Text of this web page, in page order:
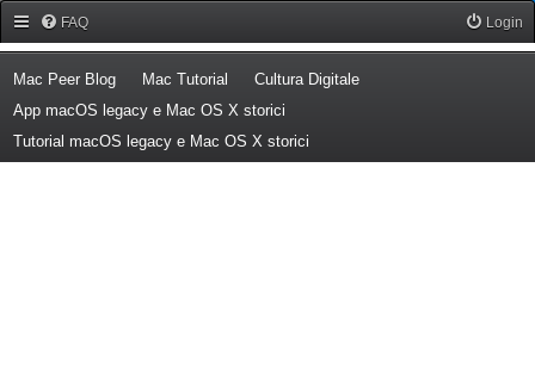
FAQ Login
Mac Peer Blog(Opens a new tab)
Mac Tutorial (Opens a new tab)
Cultura Digitale(Opens a new tab)
App macOS legacy e Mac OS X storici
Tutorial macOS legacy e Mac OS X storici